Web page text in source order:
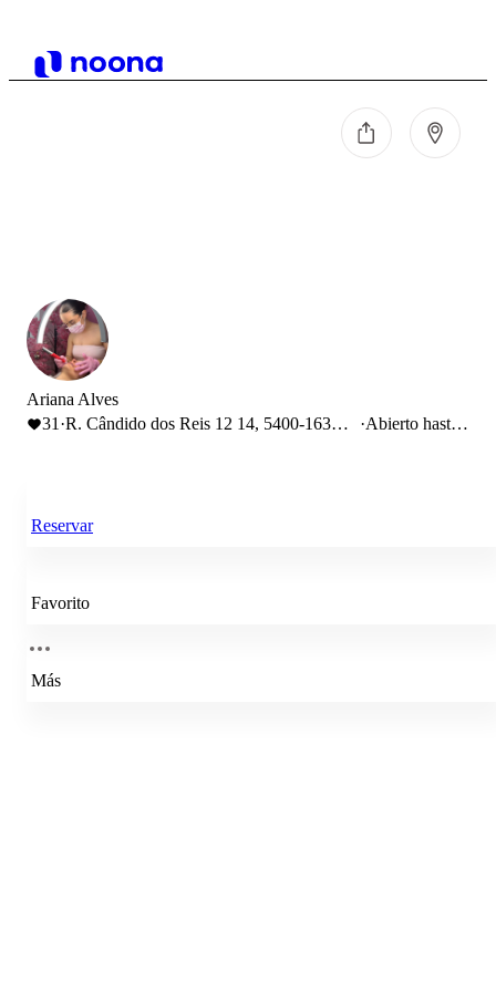
Ariana Alves
31 ·R. Cândido dos Reis 12 14, 5400-163
·Abierto hasta
Reservar
Favorito
Más